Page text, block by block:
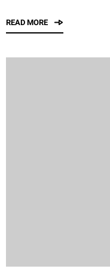
READ MORE